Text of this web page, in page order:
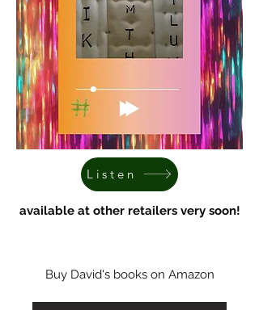
Listen
available at other retailers very soon!
Buy David's books on Amazon